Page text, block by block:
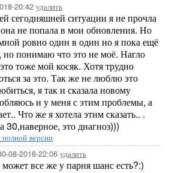
20:42 удалить
сегодняшней ситуации я не прочла
не попала в мои обновления. Но
ровно один в один но я пока ещё
но понимаю что это не моё. Нагло
тоже мой косяк. Хотя трудно
за это. Так же не люблю это
я так и сказала новому
и у меня с этим проблемы, а
Что же я хотела этим сказать.. .
это диагноз)))
версии
08-2018-22:06 удалить
может все же у парня шанс есть?:)